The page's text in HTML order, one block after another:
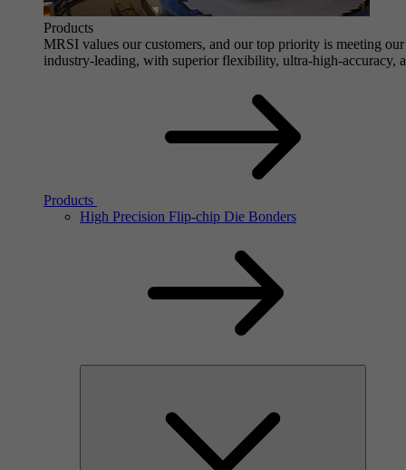
Products
MRSI values our customers, and our top priority is meeting
industry-leading, with superior flexibility, ultra-high-accuracy,
Products
High Precision Flip-chip Die Bonders